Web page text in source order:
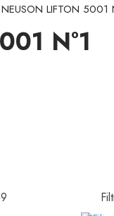
NEUSON LIFTON 5001
N°1